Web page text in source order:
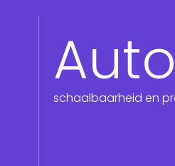
schaalbaarheid en